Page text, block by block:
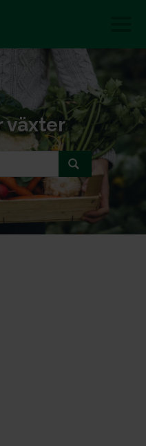
växter